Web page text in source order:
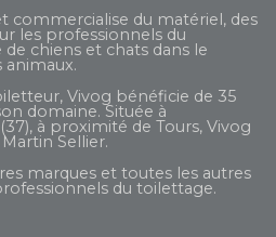
commercialise du matériel, des
les professionnels du
chiens et chats dans le
Vivog bénéficie de 35
domaine. Située à
à proximité de Tours, Vivog
Martin Sellier.
marques et toutes les autres
du toilettage.